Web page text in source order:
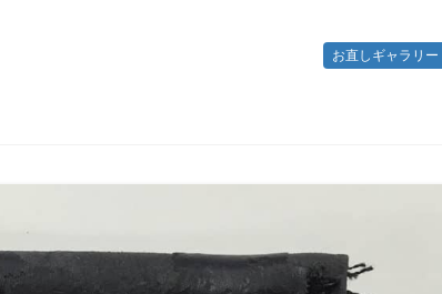
お直しギャラリー